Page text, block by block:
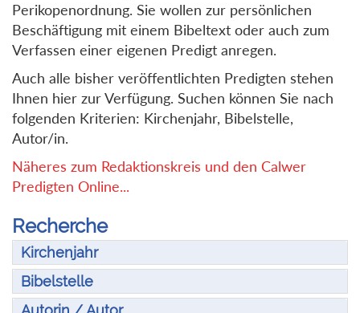
Perikopenordnung. Sie wollen zur persönlichen
Beschäftigung mit einem Bibeltext oder auch zum
Verfassen einer eigenen Predigt anregen.
Auch alle bisher veröffentlichten Predigten stehen
Ihnen hier zur Verfügung. Suchen können Sie nach
folgenden Kriterien: Kirchenjahr, Bibelstelle,
Autor/in.
Näheres zum Redaktionskreis und den Calwer
Predigten Online...
Recherche
Kirchenjahr
Bibelstelle